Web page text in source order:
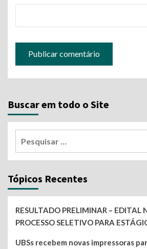
Buscar em todo o Site
Tópicos Recentes
RESULTADO PRELIMINAR – EDITAL
PROCESSO SELETIVO PARA
UBSs recebem novas impressoras